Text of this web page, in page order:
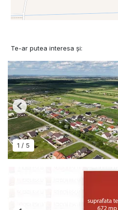
Te-ar putea interesa și:
1 / 5
Previous